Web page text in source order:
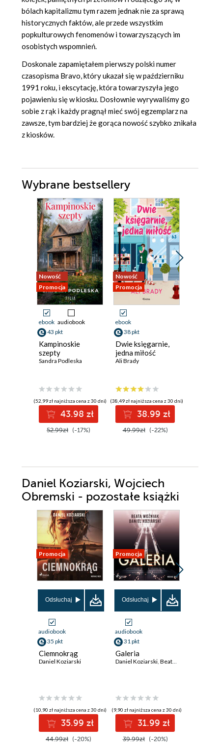
bólach kapitalizmu tym razem jednak nie za sprawą
historycznych faktów, ale przede wszystkim
popkulturowych fenomenów i towarzyszących im
osobistych wspomnień.
Doskonale zapamiętałem pierwszy polski numer
czasopisma Bravo, który ukazał się w październiku
1991 roku, i ekscytację, która towarzyszyła jego
pojawieniu się w kiosku. Dosłownie wyrywaliśmy go
sobie z rąk i każdy pragnął mieć swój egzemplarz na
zawsze, tym bardziej że gorąca nowość szybko znikała
z kiosków.
Wybrane bestsellery
Nowość
Promocja
ebook audiobook
43 pkt
Kampinoskie
szepty
Sandra Podleska
(52,99 zł najniższa cena z 30 dni)
43.98 zł
52.99zł (-17%)
Nowość
Promocja
ebook
38 pkt
Dwie księgarnie,
jedna miłość
Ali Brady
(38,49 zł najniższa cena z 30 dni)
38.99 zł
49.99zł (-22%)
Daniel Koziarski, Wojciech
Obremski - pozostałe książki
Promocja
Odsłuchaj
audiobook
35 pkt
Ciemnokrąg
Daniel Koziarski
(10,90 zł najniższa cena z 30 dni)
35.99 zł
44.99zł (-20%)
Promocja
Odsłuchaj
audiobook
31 pkt
Galeria
Daniel Koziarski Beata Woźniak
(9,90 zł najniższa cena z 30 dni)
31.99 zł
39.99zł (-20%)